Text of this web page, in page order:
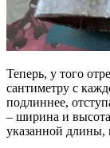
Теперь, у того
сантиметру с
подлиннее,
– ширина и
указанной длины,